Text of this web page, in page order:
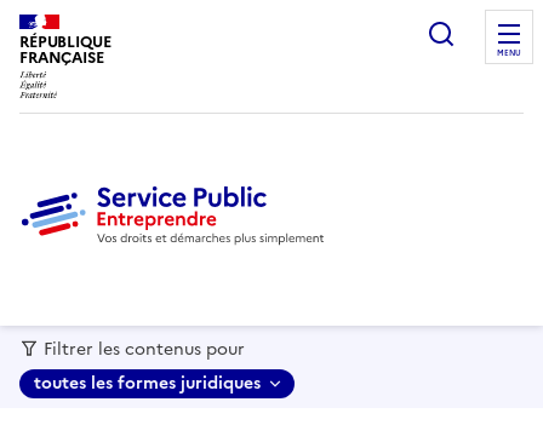
RÉPUBLIQUE
FRANÇAISE MENU
Filtrer les contenus pour
toutes les formes juridiques